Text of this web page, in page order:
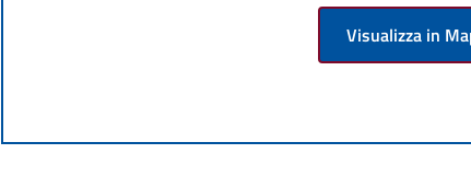
Visualizza in